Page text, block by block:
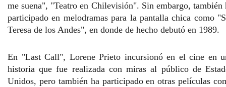
me suena", "Teatro en Chilevisión". Sin embargo, también
participado en melodramas para la pantalla chica como
Teresa de los Andes", en donde de hecho debutó en 1989.
En "Last Call", Lorene Prieto incursionó en el cine en
historia que fue realizada con miras al público de
Unidos, pero también ha participado en otras películas